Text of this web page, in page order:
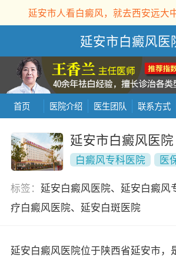
延安市人看白癜风，就去西安远大
延安市白癜风医
首页 医院介绍 医生团队 联系方式
延安市白癜风医院
白癜风专科医院
医
标签： 延安白癜风医院、延安白癜风
疗白癜风医院、延安白斑医院
延安白癜风医院位于陕西省延安市，